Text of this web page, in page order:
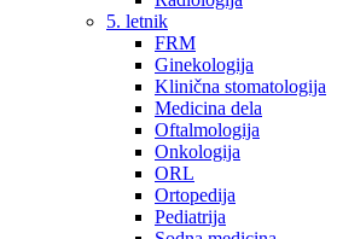
5. letnik
FRM
Ginekologija
Klinična stomatologija
Medicina dela
Oftalmologija
Onkologija
ORL
Ortopedija
Pediatrija